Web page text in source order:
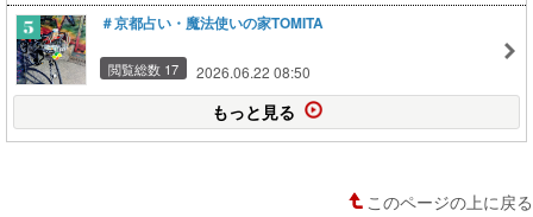
＃京都占い・魔法使いの家TOMITA
閲覧総数 17 2026.06.22 08:50
もっと見る
このページの上に戻る